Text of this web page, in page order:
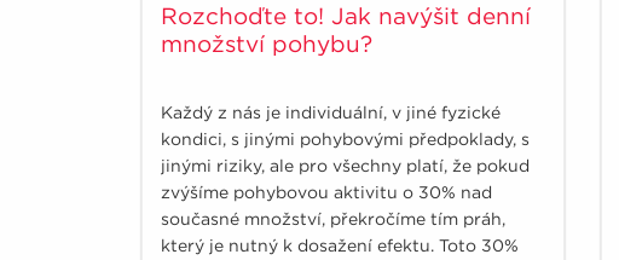
Rozchoďte to! Jak navýšit denní
množství pohybu?
Každý z nás je individuální, v jiné fyzické
kondici, s jinými pohybovými předpoklady, s
jinými riziky, ale pro všechny platí, že pokud
zvýšíme pohybovou aktivitu o 30% nad
současné množství, překročíme tím práh,
který je nutný k dosažení efektu. Toto 30%